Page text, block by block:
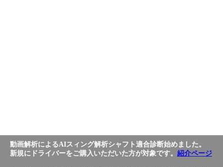
動画解析によるAIスィング解析シャフト適合診断始めました。
新規にドライバーをご購入いただいた方が対象です。 紹介ページ